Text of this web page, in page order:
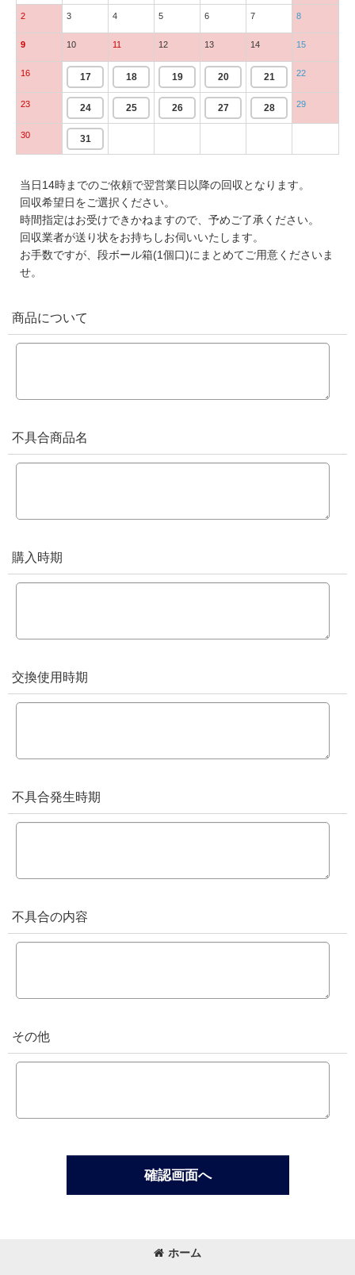
2 3 4 5 6 7 8
9 10 11 12 13 14 15
16 17 18 19 20 21 22
23 24 25 26 27 28 29
30 31
当日14時までのご依頼で翌営業日以降の回収となります。
回収希望日をご選択ください。
時間指定はお受けできかねますので、予めご了承ください。
回収業者が送り状をお持ちしお伺いいたします。
お手数ですが、段ボール箱(1個口)にまとめてご用意くださいま
せ。
商品について
不具合商品名
購入時期
交換使用時期
不具合発生時期
不具合の内容
その他
確認画面へ
ホーム